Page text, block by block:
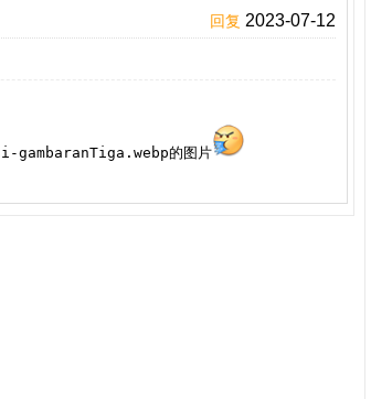
回复 2023-07-12
gambaranTiga.webp的图片